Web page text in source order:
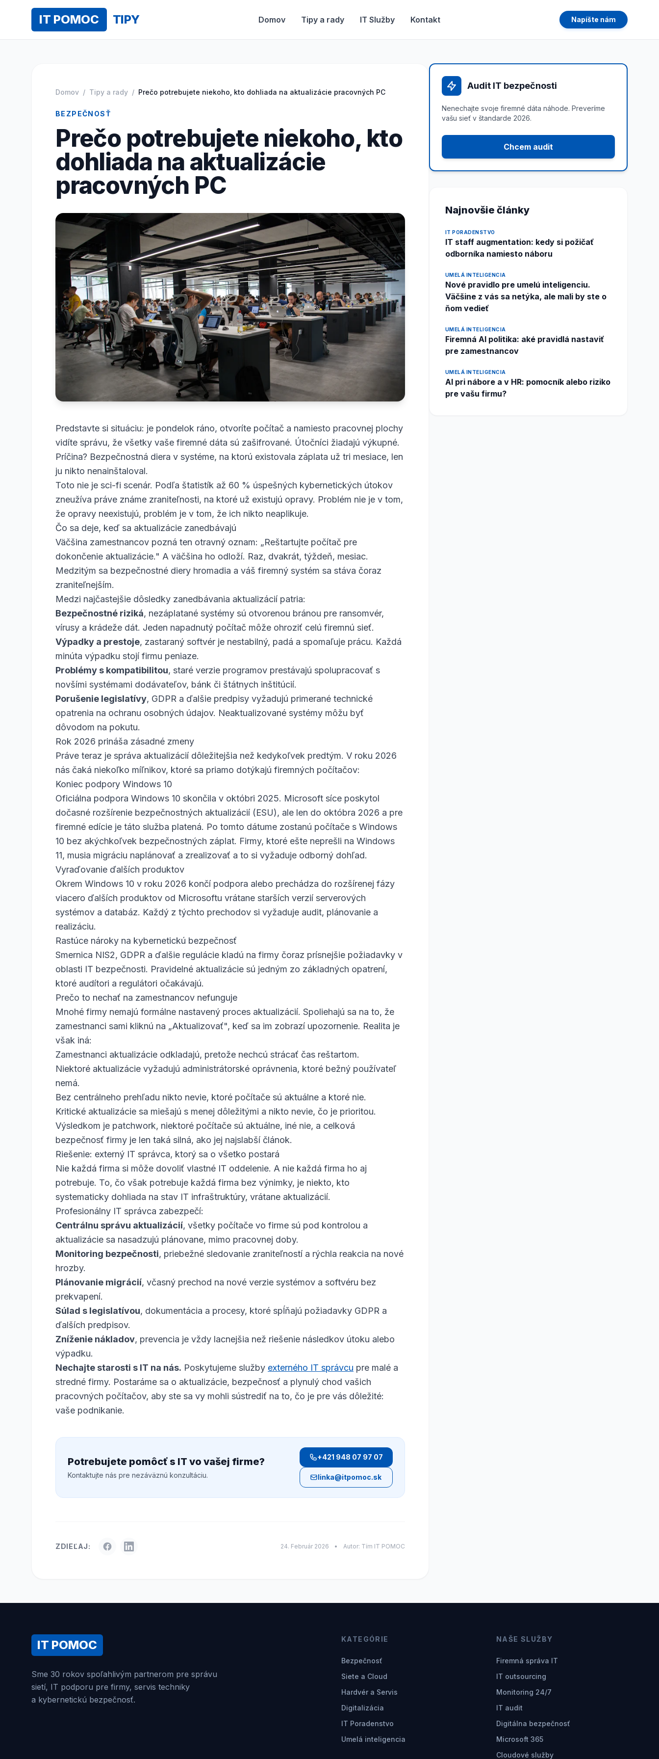
IT POMOC TIPY Domov Tipy a rady IT Služby Kontakt Napíšte nám
Domov / Tipy a rady / Prečo potrebujete niekoho, kto dohliada na aktualizácie pracovných PC
BEZPEČNOSŤ
Prečo potrebujete niekoho, kto
dohliada na aktualizácie
pracovných PC
Predstavte si situáciu: je pondelok ráno, otvoríte počítač a namiesto pracovnej plochy
vidíte správu, že všetky vaše firemné dáta sú zašifrované. Útočníci žiadajú výkupné.
Príčina? Bezpečnostná diera v systéme, na ktorú existovala záplata už tri mesiace, len
ju nikto nenainštaloval.
Toto nie je sci-fi scenár. Podľa štatistík až 60 % úspešných kybernetických útokov
zneužíva práve známe zraniteľnosti, na ktoré už existujú opravy. Problém nie je v tom,
že opravy neexistujú, problém je v tom, že ich nikto neaplikuje.
Čo sa deje, keď sa aktualizácie zanedbávajú
Väčšina zamestnancov pozná ten otravný oznam: „Reštartujte počítač pre
dokončenie aktualizácie." A väčšina ho odloží. Raz, dvakrát, týždeň, mesiac.
Medzitým sa bezpečnostné diery hromadia a váš firemný systém sa stáva čoraz
zraniteľnejším.
Medzi najčastejšie dôsledky zanedbávania aktualizácií patria:
Bezpečnostné riziká, nezáplatané systémy sú otvorenou bránou pre ransomvér,
vírusy a krádeže dát. Jeden napadnutý počítač môže ohroziť celú firemnú sieť.
Výpadky a prestoje, zastaraný softvér je nestabilný, padá a spomaľuje prácu. Každá
minúta výpadku stojí firmu peniaze.
Problémy s kompatibilitou, staré verzie programov prestávajú spolupracovať s
novšími systémami dodávateľov, bánk či štátnych inštitúcií.
Porušenie legislatívy, GDPR a ďalšie predpisy vyžadujú primerané technické
opatrenia na ochranu osobných údajov. Neaktualizované systémy môžu byť
dôvodom na pokutu.
Rok 2026 prináša zásadné zmeny
Práve teraz je správa aktualizácií dôležitejšia než kedykoľvek predtým. V roku 2026
nás čaká niekoľko míľnikov, ktoré sa priamo dotýkajú firemných počítačov:
Koniec podpory Windows 10
Oficiálna podpora Windows 10 skončila v októbri 2025. Microsoft síce poskytol
dočasné rozšírenie bezpečnostných aktualizácií (ESU), ale len do októbra 2026 a pre
firemné edície je táto služba platená. Po tomto dátume zostanú počítače s Windows
10 bez akýchkoľvek bezpečnostných záplat. Firmy, ktoré ešte neprešli na Windows
11, musia migráciu naplánovať a zrealizovať a to si vyžaduje odborný dohľad.
Vyraďovanie ďalších produktov
Okrem Windows 10 v roku 2026 končí podpora alebo prechádza do rozšírenej fázy
viacero ďalších produktov od Microsoftu vrátane starších verzií serverových
systémov a databáz. Každý z týchto prechodov si vyžaduje audit, plánovanie a
realizáciu.
Rastúce nároky na kybernetickú bezpečnosť
Smernica NIS2, GDPR a ďalšie regulácie kladú na firmy čoraz prísnejšie požiadavky v
oblasti IT bezpečnosti. Pravidelné aktualizácie sú jedným zo základných opatrení,
ktoré audítori a regulátori očakávajú.
Prečo to nechať na zamestnancov nefunguje
Mnohé firmy nemajú formálne nastavený proces aktualizácií. Spoliehajú sa na to, že
zamestnanci sami kliknú na „Aktualizovať", keď sa im zobrazí upozornenie. Realita je
však iná:
Zamestnanci aktualizácie odkladajú, pretože nechcú strácať čas reštartom.
Niektoré aktualizácie vyžadujú administrátorské oprávnenia, ktoré bežný používateľ
nemá.
Bez centrálneho prehľadu nikto nevie, ktoré počítače sú aktuálne a ktoré nie.
Kritické aktualizácie sa miešajú s menej dôležitými a nikto nevie, čo je prioritou.
Výsledkom je patchwork, niektoré počítače sú aktuálne, iné nie, a celková
bezpečnosť firmy je len taká silná, ako jej najslabší článok.
Riešenie: externý IT správca, ktorý sa o všetko postará
Nie každá firma si môže dovoliť vlastné IT oddelenie. A nie každá firma ho aj
potrebuje. To, čo však potrebuje každá firma bez výnimky, je niekto, kto
systematicky dohliada na stav IT infraštruktúry, vrátane aktualizácií.
Profesionálny IT správca zabezpečí:
Centrálnu správu aktualizácií, všetky počítače vo firme sú pod kontrolou a
aktualizácie sa nasadzujú plánovane, mimo pracovnej doby.
Monitoring bezpečnosti, priebežné sledovanie zraniteľností a rýchla reakcia na nové
hrozby.
Plánovanie migrácií, včasný prechod na nové verzie systémov a softvéru bez
prekvapení.
Súlad s legislatívou, dokumentácia a procesy, ktoré spĺňajú požiadavky GDPR a
ďalších predpisov.
Zníženie nákladov, prevencia je vždy lacnejšia než riešenie následkov útoku alebo
výpadku.
Nechajte starosti s IT na nás. Poskytujeme služby externého IT správcu pre malé a
stredné firmy. Postaráme sa o aktualizácie, bezpečnosť a plynulý chod vašich
pracovných počítačov, aby ste sa vy mohli sústrediť na to, čo je pre vás dôležité:
vaše podnikanie.
Potrebujete pomôcť s IT vo vašej firme?
Kontaktujte nás pre nezáväznú konzultáciu.
+421 948 07 97 07
linka@itpomoc.sk
ZDIEĽAJ: 24. Február 2026 • Autor: Tím IT POMOC
Audit IT bezpečnosti
Nenechajte svoje firemné dáta náhode. Preveríme
vašu sieť v štandarde 2026.
Chcem audit
Najnovšie články
IT PORADENSTVO
IT staff augmentation: kedy si požičať
odborníka namiesto náboru
UMELÁ INTELIGENCIA
Nové pravidlo pre umelú inteligenciu.
Väčšine z vás sa netýka, ale mali by ste o
ňom vedieť
UMELÁ INTELIGENCIA
Firemná AI politika: aké pravidlá nastaviť
pre zamestnancov
UMELÁ INTELIGENCIA
AI pri nábore a v HR: pomocník alebo riziko
pre vašu firmu?
IT POMOC
Sme 30 rokov spoľahlivým partnerom pre správu
sietí, IT podporu pre firmy, servis techniky
a kybernetickú bezpečnosť.
KATEGÓRIE
Bezpečnosť
Siete a Cloud
Hardvér a Servis
Digitalizácia
IT Poradenstvo
Umelá inteligencia
NAŠE SLUŽBY
Firemná správa IT
IT outsourcing
Monitoring 24/7
IT audit
Digitálna bezpečnosť
Microsoft 365
Cloudové služby